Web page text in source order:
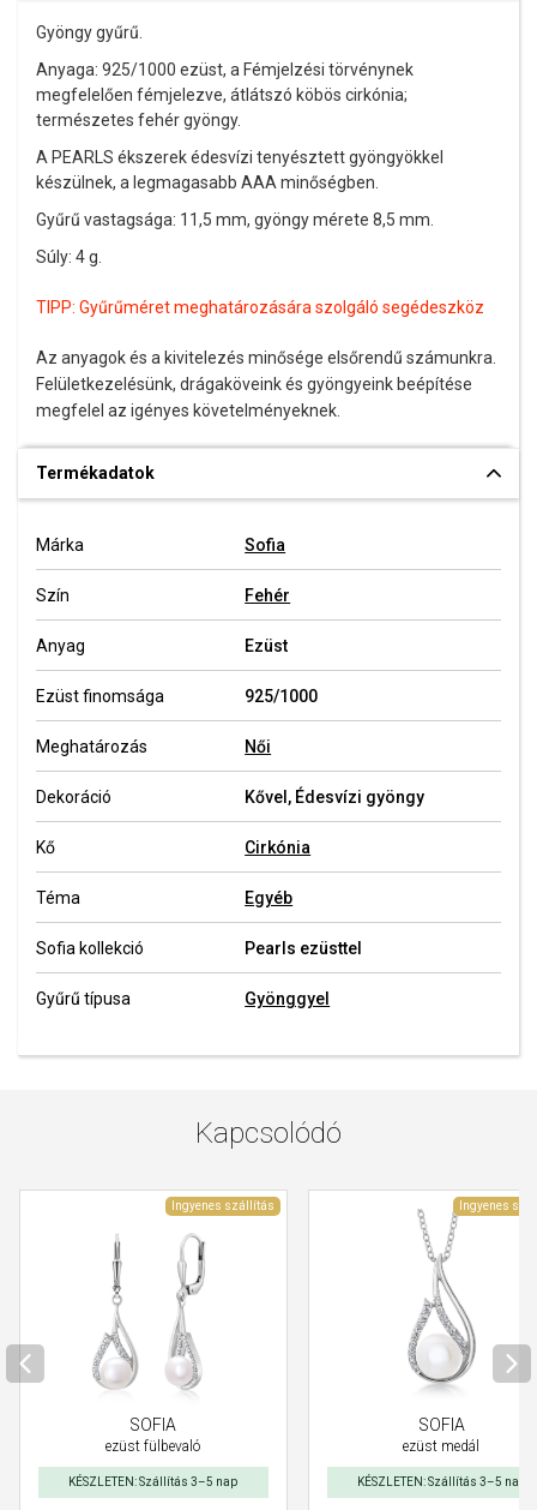
Gyöngy gyűrű.
Anyaga: 925/1000 ezüst, a Fémjelzési törvénynek
megfelelően fémjelezve, átlátszó köbös cirkónia;
természetes fehér gyöngy.
A PEARLS ékszerek édesvízi tenyésztett gyöngyökkel
készülnek, a legmagasabb AAA minőségben.
Gyűrű vastagsága: 11,5 mm, gyöngy mérete 8,5 mm.
Súly: 4 g.
TIPP: Gyűrűméret meghatározására szolgáló segédeszköz
Az anyagok és a kivitelezés minősége elsőrendű számunkra.
Felületkezelésünk, drágaköveink és gyöngyeink beépítése
megfelel az igényes követelményeknek.
Termékadatok
Márka Sofia
Szín Fehér
Anyag Ezüst
Ezüst finomsága 925/1000
Meghatározás Női
Dekoráció Kővel, Édesvízi gyöngy
Kő Cirkónia
Téma Egyéb
Sofia kollekció Pearls ezüsttel
Gyűrű típusa Gyönggyel
Kapcsolódó
Ingyenes szállítás
SOFIA
ezüst fülbevaló
KÉSZLETEN: Szállítás 3–5 nap
Ingyenes
SOFIA
ezüst medál
KÉSZLETEN: Szállítás 3–5 nap